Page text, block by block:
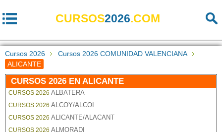
CURSOS2026.COM
Cursos 2026
Cursos 2026 COMUNIDAD VALENCIANA
ALICANTE
CURSOS 2026 EN ALICANTE
CURSOS 2026 ALBATERA
CURSOS 2026 ALCOY/ALCOI
CURSOS 2026 ALICANTE/ALACANT
CURSOS 2026 ALMORADI